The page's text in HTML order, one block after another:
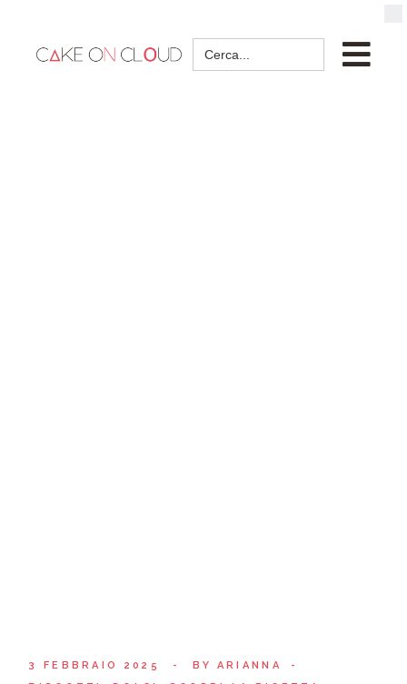
Search
for:
3 FEBBRAIO 2025 BY
ARIANNA